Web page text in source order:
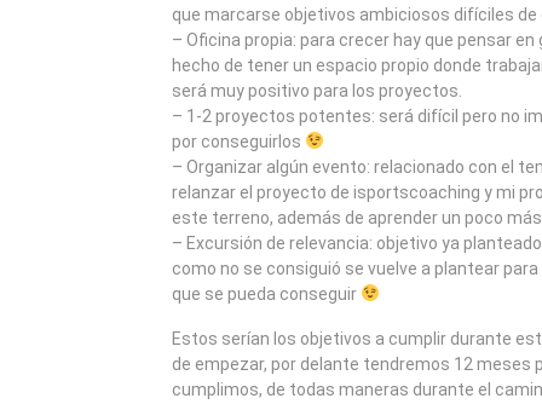
que marcarse objetivos ambiciosos difíciles de
– Oficina propia: para crecer hay que pensar en
hecho de tener un espacio propio donde
será muy positivo para los proyectos.
– 1-2 proyectos potentes: será difícil pero no
por conseguirlos
– Organizar algún evento: relacionado con el
relanzar el proyecto de isportscoaching y mi
este terreno, además de aprender un poco
– Excursión de relevancia: objetivo ya
como no se consiguió se vuelve a plantear
que se pueda conseguir
Estos serían los objetivos a cumplir durante
de empezar, por delante tendremos 12 meses
cumplimos, de todas maneras durante el